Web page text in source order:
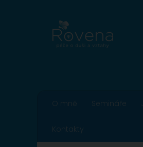
O mně Semináře
Kontakty